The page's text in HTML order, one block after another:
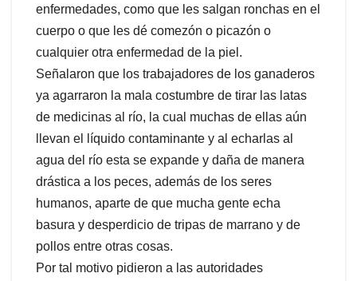
enfermedades, como que les salgan ronchas en el
cuerpo o que les dé comezón o picazón o
cualquier otra enfermedad de la piel.
Señalaron que los trabajadores de los ganaderos
ya agarraron la mala costumbre de tirar las latas
de medicinas al río, la cual muchas de ellas aún
llevan el líquido contaminante y al echarlas al
agua del río esta se expande y daña de manera
drástica a los peces, además de los seres
humanos, aparte de que mucha gente echa
basura y desperdicio de tripas de marrano y de
pollos entre otras cosas.
Por tal motivo pidieron a las autoridades